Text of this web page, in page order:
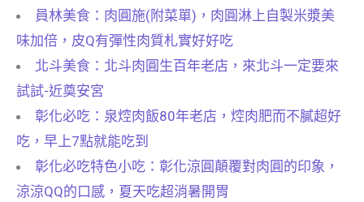
員林美食：肉圓施(附菜單)，肉圓淋上自製米漿美
味加倍，皮Q有彈性肉質札實好好吃
北斗美食：北斗肉圓生百年老店，來北斗一定要來
試試-近奠安宮
彰化必吃：泉焢肉飯80年老店，焢肉肥而不膩超好
吃，早上7點就能吃到
彰化必吃特色小吃：彰化涼圓顛覆對肉圓的印象，
涼涼QQ的口感，夏天吃超消暑開胃